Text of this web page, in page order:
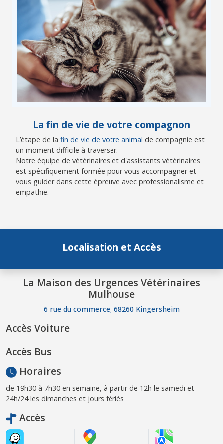
La fin de vie de votre compagnon
L’étape de la fin de vie de votre animal de compagnie est
un moment difficile à traverser.
Notre équipe de vétérinaires et d'assistants vétérinaires
est spécifiquement formée pour vous accompagner et
vous guider dans cette épreuve avec professionalisme et
empathie.
Localisation et Accès
La Maison des Urgences Vétérinaires
Mulhouse
6 rue du commerce, 68260 Kingersheim
Accès Voiture
Accès Bus
Horaires
de 19h30 à 7h30 en semaine, à partir de 12h le samedi et
24h/24 les dimanches et jours fériés
Accès